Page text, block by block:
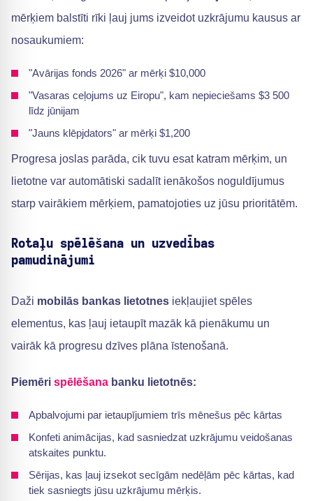
mērķiem balstīti rīki ļauj jums izveidot uzkrājumu kausus ar
nosaukumiem:
"Avārijas fonds 2026" ar mērķi $10,000
"Vasaras ceļojums uz Eiropu", kam nepieciešams $3 500
līdz jūnijam
"Jauns klēpjdators" ar mērķi $1,200
Progresa joslas parāda, cik tuvu esat katram mērķim, un
lietotne var automātiski sadalīt ienākošos noguldījumus
starp vairākiem mērķiem, pamatojoties uz jūsu prioritātēm.
Rotaļu spēlēšana un uzvedības
pamudinājumi
Daži mobilās bankas lietotnes iekļaujiet spēles
elementus, kas ļauj ietaupīt mazāk kā pienākumu un
vairāk kā progresu dzīves plāna īstenošanā.
Piemēri spēlēšana banku lietotnēs:
Apbalvojumi par ietaupījumiem trīs mēnešus pēc kārtas
Konfeti animācijas, kad sasniedzat uzkrājumu veidošanas
atskaites punktu.
Sērijas, kas ļauj izsekot secīgām nedēļām pēc kārtas, kad
tiek sasniegts jūsu uzkrājumu mērķis.